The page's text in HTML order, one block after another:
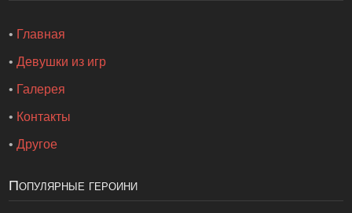
• Главная
•Девушки из игр
• Галерея
• Контакты
•Другое
Популярные героини